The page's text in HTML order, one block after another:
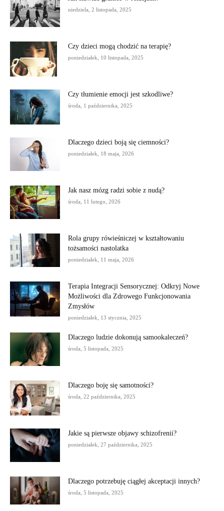
niedziela, 2 listopada, 2025
Czy dzieci mogą chodzić na terapię?
poniedziałek, 10 listopada, 2025
Czy tłumienie emocji jest szkodliwe?
środa, 1 października, 2025
Dlaczego dzieci boją się ciemności?
poniedziałek, 18 maja, 2026
Jak nasz mózg radzi sobie z nudą?
środa, 11 lutego, 2026
Rola grupy rówieśniczej w kształtowaniu
tożsamości nastolatka
poniedziałek, 11 maja, 2026
Terapia Integracji Sensorycznej: Odkryj Nowe
Możliwości dla Zdrowego Funkcjonowania
Zmysłów
poniedziałek, 13 stycznia, 2025
Dlaczego ludzie dokonują samookaleczeń?
środa, 5 listopada, 2025
Dlaczego boję się samotności?
środa, 22 października, 2025
Jakie są pierwsze objawy schizofrenii?
poniedziałek, 27 października, 2025
Dlaczego potrzebuję ciągłej akceptacji innych?
środa, 5 listopada, 2025